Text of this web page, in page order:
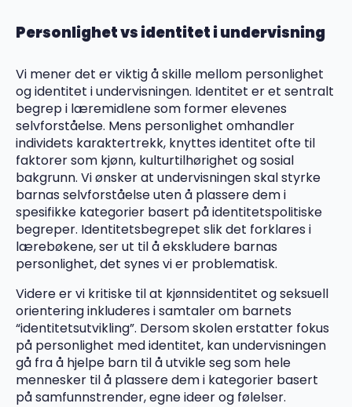
Personlighet vs identitet i undervisning
Vi mener det er viktig å skille mellom personlighet
og identitet i undervisningen. Identitet er et sentralt
begrep i læremidlene som former elevenes
selvforståelse. Mens personlighet omhandler
individets karaktertrekk, knyttes identitet ofte til
faktorer som kjønn, kulturtilhørighet og sosial
bakgrunn. Vi ønsker at undervisningen skal styrke
barnas selvforståelse uten å plassere dem i
spesifikke kategorier basert på identitetspolitiske
begreper. Identitetsbegrepet slik det forklares i
lærebøkene, ser ut til å ekskludere barnas
personlighet, det synes vi er problematisk.
Videre er vi kritiske til at kjønnsidentitet og seksuell
orientering inkluderes i samtaler om barnets
“identitetsutvikling”. Dersom skolen erstatter fokus
på personlighet med identitet, kan undervisningen
gå fra å hjelpe barn til å utvikle seg som hele
mennesker til å plassere dem i kategorier basert
på samfunnstrender, egne ideer og følelser.